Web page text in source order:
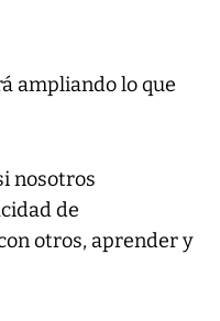
ampliando lo que
nosotros
de
otros, aprender y